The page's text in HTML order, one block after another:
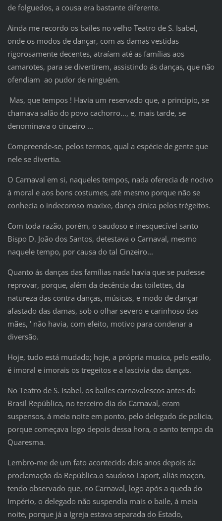
de folguedos, a cousa era bastante diferente.
Ainda me recordo os bailes no velho Teatro de S. Isabel,
onde os modos de dançar, com as damas vestidas
rigorosamente decentes, atraíam até as famílias aos
camarotes, para se divertirem, assistindo ás danças, que não
ofendiam ao pudor de ninguém.
Mas, que tempos ! Havia um reservado que, a principio, se
chamava salão do povo cachorro..., e, mais tarde, se
denominava o cinzeiro ...
Compreende-se, pelos termos, qual a espécie de gente que
nele se divertia.
O Carnaval em si, naqueles tempos, nada oferecia de nocivo
á moral e aos bons costumes, até mesmo porque não se
conhecia o indecoroso maxixe, dança cínica pelos trégeitos.
Com toda razão, porém, o saudoso e inesquecível santo
Bispo D. João dos Santos, detestava o Carnaval, mesmo
naquele tempo, por causa do tal Cinzeiro...
Quanto ás danças das famílias nada havia que se pudesse
reprovar, porque, além da decência das toilettes, da
natureza das contra danças, músicas, e modo de dançar
afastado das damas, sob o olhar severo e carinhoso das
mães, ' não havia, com efeito, motivo para condenar a
diversão.
Hoje, tudo está mudado; hoje, a própria musica, pelo estilo,
é imoral e imorais os tregeitos e a lascivia das danças.
No Teatro de S. Isabel, os bailes carnavalescos antes do
Brasil República, no terceiro dia do Carnaval, eram
suspensos, á meia noite em ponto, pelo delegado de policia,
porque começava logo depois dessa hora, o santo tempo da
Quaresma.
Lembro-me de um fato acontecido dois anos depois da
proclamação da República.o saudoso Laport, aliás maçon,
tendo observado que, no Carnaval, logo após a queda do
Império, o delegado não suspendia mais o baile, á meia
noite, porque já a Igreja estava separada do Estado,